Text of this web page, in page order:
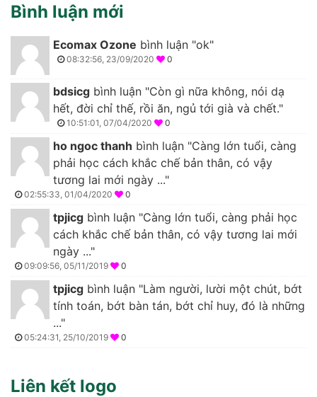
Bình luận mới
Ecomax Ozone bình luận "ok"
08:32:56, 23/09/2020 0
bdsicg bình luận "Còn gì nữa không, nói dạ
hết, đời chỉ thế, rồi ăn, ngủ tới già và chết."
10:51:01, 07/04/2020 0
ho ngoc thanh bình luận "Càng lớn tuổi, càng
phải học cách khắc chế bản thân, có vậy
tương lai mới ngày ..."
02:55:33, 01/04/2020 0
tpjicg bình luận "Càng lớn tuổi, càng phải học
cách khắc chế bản thân, có vậy tương lai mới
ngày ..."
09:09:56, 05/11/2019 0
tpjicg bình luận "Làm người, lười một chút, bớt
tính toán, bớt bàn tán, bớt chỉ huy, đó là những
..."
05:24:31, 25/10/2019 0
Liên kết logo